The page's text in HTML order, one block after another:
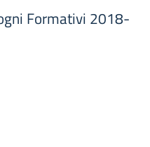
Formativi 2018-